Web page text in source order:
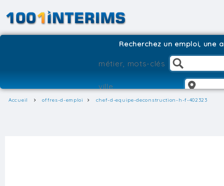
Recherchez un emploi, une
Accueil offres-d-emploi chef-d-equipe-deconstruction-h-f-402323